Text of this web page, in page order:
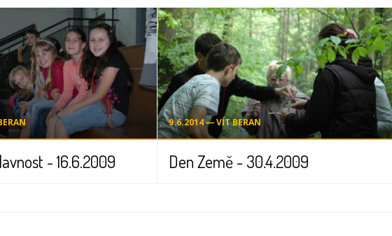
- 16.6.2009
9.6.2014 ― VÍT BERAN
Den Země - 30.4.2009